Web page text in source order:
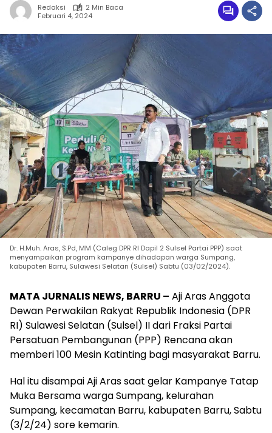
Redaksi
2 Min Baca
Februari 4, 2024
Dr. H.Muh. Aras, S.Pd, MM (Caleg DPR RI Dapil 2 Sulsel Partai PPP) saat
menyampaikan program kampanye dihadapan warga Sumpang,
kabupaten Barru, Sulawesi Selatan (Sulsel) Sabtu (03/02/2024).
MATA JURNALIS NEWS, BARRU – Aji Aras Anggota
Dewan Perwakilan Rakyat Republik Indonesia (DPR
RI) Sulawesi Selatan (Sulsel) II dari Fraksi Partai
Persatuan Pembangunan (PPP) Rencana akan
memberi 100 Mesin Katinting bagi masyarakat Barru.
Hal itu disampai Aji Aras saat gelar Kampanye Tatap
Muka Bersama warga Sumpang, kelurahan
Sumpang, kecamatan Barru, kabupaten Barru, Sabtu
(3/2/24) sore kemarin.